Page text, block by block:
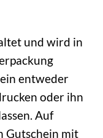
und wird in
entweder
oder ihn
Auf
Gutschein mit